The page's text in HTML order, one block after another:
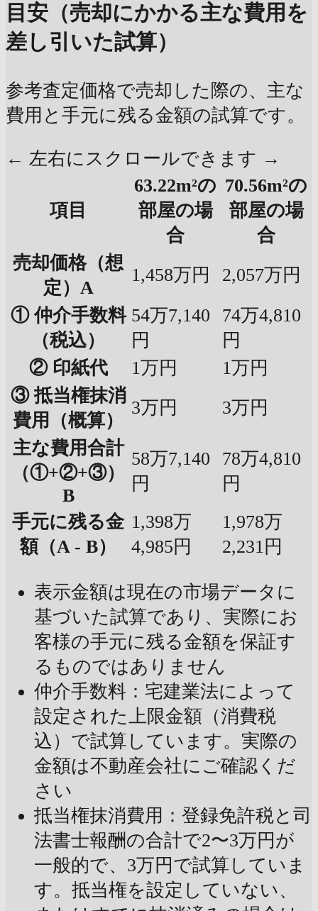
目安（売却にかかる主な費用を
差し引いた試算）
参考査定価格で売却した際の、主な
費用と手元に残る金額の試算です。
← 左右にスクロールできます →
項目
63.22m²の
部屋の場
合
70.56m²の
部屋の場
合
売却価格（想
定）A
1,458万円
2,057万円
① 仲介手数料
（税込）
54万7,140
円
74万4,810
円
② 印紙代
1万円
1万円
③ 抵当権抹消
費用（概算）
3万円
3万円
主な費用合計
（①+②+③）
B
58万7,140
円
78万4,810
円
手元に残る金
額（A - B）
1,398万
4,985円
1,978万
2,231円
表示金額は現在の市場データに
基づいた試算であり、実際にお
客様の手元に残る金額を保証す
るものではありません
仲介手数料：宅建業法によって
設定された上限金額（消費税
込）で試算しています。実際の
金額は不動産会社にご確認くだ
さい
抵当権抹消費用：登録免許税と司
法書士報酬の合計で2〜3万円が
一般的で、3万円で試算していま
す。抵当権を設定していない、